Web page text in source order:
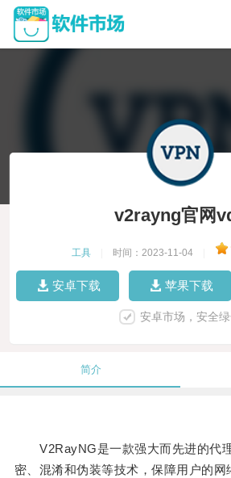
v2rayng官网
工具 时间：2023-11-04
安卓下载 苹果下载
安卓市场，安全
简介
V2RayNG是一款强大而先进的代
密、混淆和伪装等技术，保障用户的网